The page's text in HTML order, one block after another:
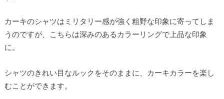
カーキのシャツはミリタリー感が強く粗野な印象に寄ってしま
うのですが、こちらは深みのあるカラーリングで上品な印象
に。
シャツのきれい目なルックをそのままに、カーキカラーを楽し
むことができます。